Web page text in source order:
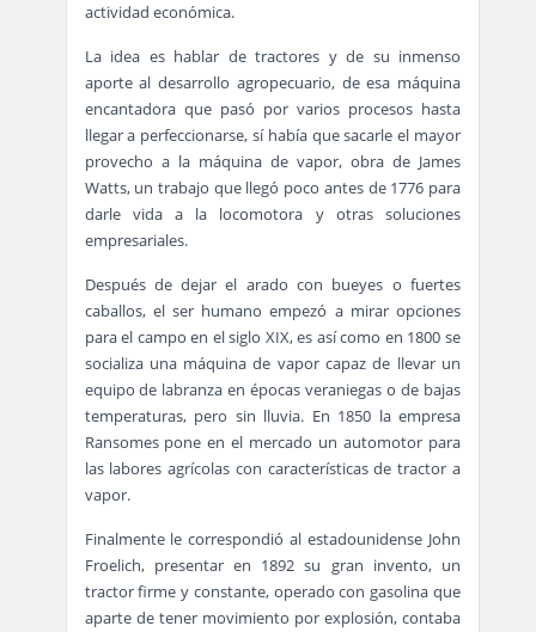
actividad económica.
La idea es hablar de tractores y de su inmenso
aporte al desarrollo agropecuario, de esa máquina
encantadora que pasó por varios procesos hasta
llegar a perfeccionarse, sí había que sacarle el mayor
provecho a la máquina de vapor, obra de James
Watts, un trabajo que llegó poco antes de 1776 para
darle vida a la locomotora y otras soluciones
empresariales.
Después de dejar el arado con bueyes o fuertes
caballos, el ser humano empezó a mirar opciones
para el campo en el siglo XIX, es así como en 1800 se
socializa una máquina de vapor capaz de llevar un
equipo de labranza en épocas veraniegas o de bajas
temperaturas, pero sin lluvia. En 1850 la empresa
Ransomes pone en el mercado un automotor para
las labores agrícolas con características de tractor a
vapor.
Finalmente le correspondió al estadounidense John
Froelich, presentar en 1892 su gran invento, un
tractor firme y constante, operado con gasolina que
aparte de tener movimiento por explosión, contaba